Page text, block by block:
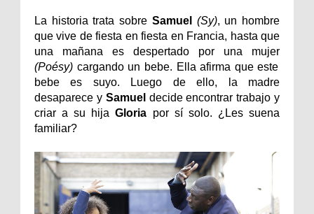
La historia trata sobre Samuel (Sy), un hombre
que vive de fiesta en fiesta en Francia, hasta que
una mañana es despertado por una mujer
(Poésy) cargando un bebe. Ella afirma que este
bebe es suyo. Luego de ello, la madre
desaparece y Samuel decide encontrar trabajo y
criar a su hijaGloria por sí solo. ¿Les suena
familiar?